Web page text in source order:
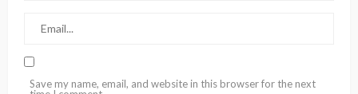
Save my name, email, and website in this browser for the next